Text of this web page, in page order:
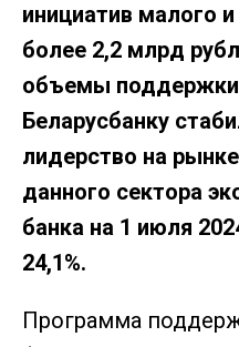
инициатив малого
более 2,2 млрд
объемы
Беларусбанку
лидерство на
данного сектора
банка на 1 июля
24,1%.
Программа